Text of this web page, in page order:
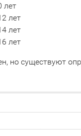
лет
лет
лет
лет
но существуют